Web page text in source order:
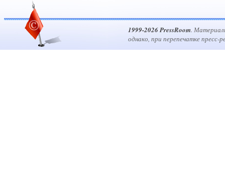
1999-2026 PressRoom.
однако, при перепечатке пресс-